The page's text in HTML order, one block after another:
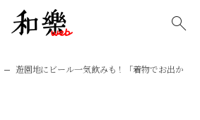
遊園地にビール一気飲みも！「着物でお出か